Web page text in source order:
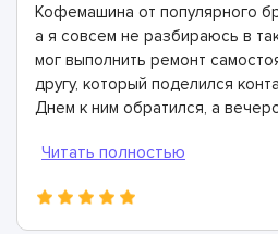
Кофемашина от популярного
а я совсем не разбираюсь в
мог выполнить ремонт
другу, который поделился
Днем к ним обратился, а